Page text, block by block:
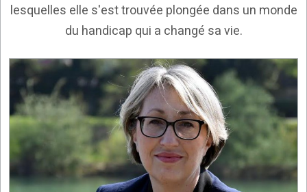
lesquelles elle s'est trouvée plongée dans un monde
du handicap qui a changé sa vie.